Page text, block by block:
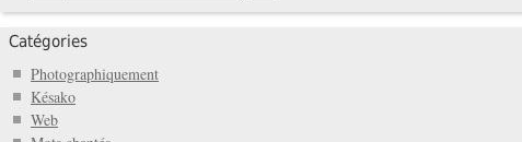
Catégories
Photographiquement
Késako
Web